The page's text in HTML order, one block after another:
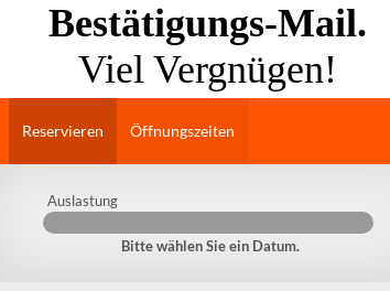
Bestätigungs-Mail.
Viel Vergnügen!